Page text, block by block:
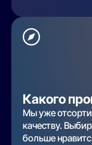
Какого
Мы уже
качеству.
больше